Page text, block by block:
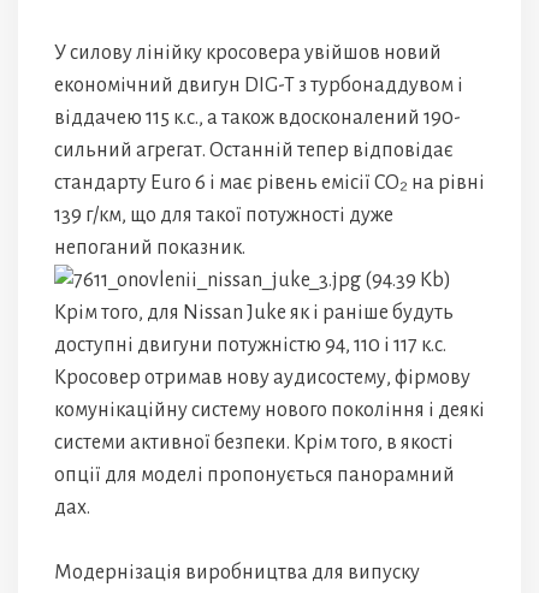
У силову лінійку кросовера увійшов новий
економічний двигун DIG-T з турбонаддувом і
віддачею 115 к.с., а також вдосконалений 190-
сильний агрегат. Останній тепер відповідає
стандарту Euro 6 і має рівень емісії CO₂ на рівні
139 г/км, що для такої потужності дуже
непоганий показник.
Крім того, для Nissan Juke як і раніше будуть
доступні двигуни потужністю 94, 110 і 117 к.с.
Кросовер отримав нову аудисостему, фірмову
комунікаційну систему нового покоління і деякі
системи активної безпеки. Крім того, в якості
опції для моделі пропонується панорамний
дах.
Модернізація виробництва для випуску